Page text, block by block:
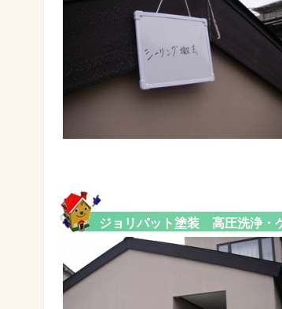
ジョリパット塗装 高圧洗浄・